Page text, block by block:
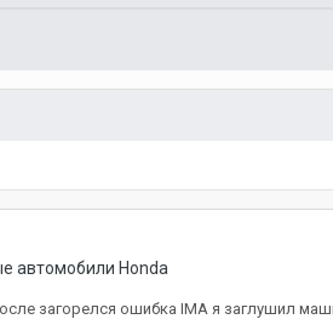
автомобили Honda
загорелся ошибка IMA я заглушил